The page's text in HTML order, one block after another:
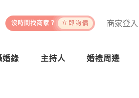
商家登入
沒時間找商家？ 立即詢價
婚錄 主持人 婚禮周邊